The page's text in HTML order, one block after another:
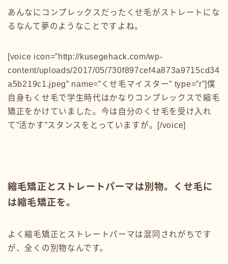
あんなにコンプレックスだったくせ毛がストレートにな
るなんて夢のようなことですよね。
[voice icon=”http://kusegehack.com/wp-
content/uploads/2017/05/730f897cef4a873a9715cd34
a5b219c1.jpeg” name=”くせ毛マイスター” type=”r”]僕
自身もくせ毛で学生時代はかなりコンプレックスで縮毛
矯正をかけていました。今は自分のくせ毛を受け入れ
て”活かす”スタンスをとっていますが。[/voice]
縮毛矯正とストレートパーマは別物。くせ毛に
は縮毛矯正を。
よく縮毛矯正とストレートパーマは混同されがちです
が、全くの別物なんです。